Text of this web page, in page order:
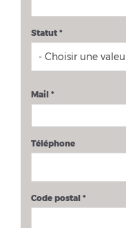
Statut *
Mail *
Téléphone
Code postal *